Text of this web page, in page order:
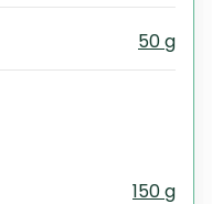
50 g
150 g